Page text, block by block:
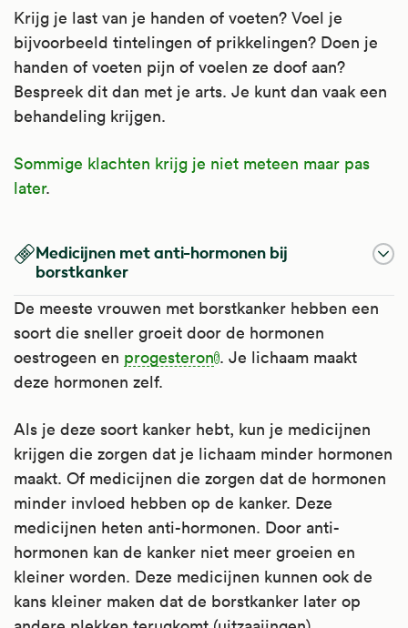
Krijg je last van je handen of voeten? Voel je
bijvoorbeeld tintelingen of prikkelingen? Doen je
handen of voeten pijn of voelen ze doof aan?
Bespreek dit dan met je arts. Je kunt dan vaak een
behandeling krijgen.
Sommige klachten krijg je niet meteen maar pas
later.
Medicijnen met anti-hormonen bij
borstkanker
De meeste vrouwen met borstkanker hebben een
soort die sneller groeit door de hormonen
oestrogeen en progesteron . Je lichaam maakt
deze hormonen zelf.
Als je deze soort kanker hebt, kun je medicijnen
krijgen die zorgen dat je lichaam minder hormonen
maakt. Of medicijnen die zorgen dat de hormonen
minder invloed hebben op de kanker. Deze
medicijnen heten anti-hormonen. Door anti-
hormonen kan de kanker niet meer groeien en
kleiner worden. Deze medicijnen kunnen ook de
kans kleiner maken dat de borstkanker later op